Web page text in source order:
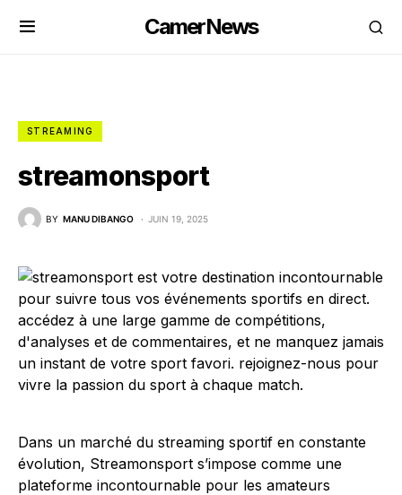
CamerNews
STREAMING
streamonsport
BY MANU DIBANGO JUIN 19, 2025
Dans un marché du streaming sportif en constante
évolution, Streamonsport s’impose comme une
plateforme incontournable pour les amateurs